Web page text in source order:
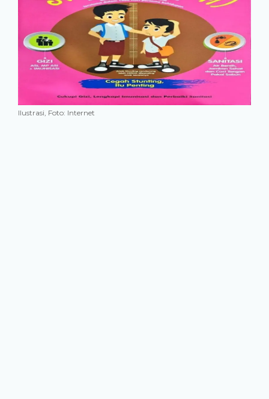
Ilustrasi, Foto: Internet